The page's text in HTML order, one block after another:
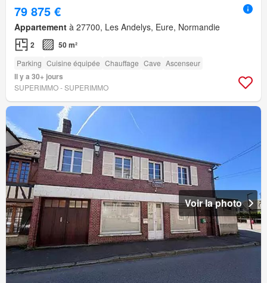
79 875 €
Appartement à 27700, Les Andelys, Eure, Normandie
2 50 m²
Parking Cuisine équipée Chauffage Cave Ascenseur
Il y a 30+ jours
SUPERIMMO - SUPERIMMO
Voir la photo